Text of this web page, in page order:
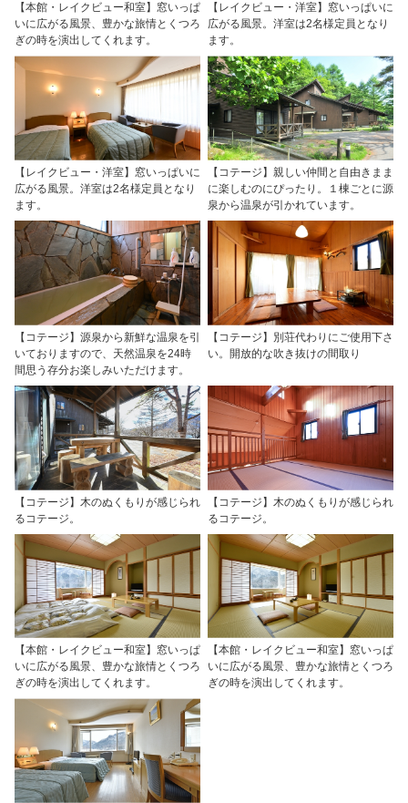
【本館・レイクビュー和室】窓いっぱ
いに広がる風景、豊かな旅情とくつろ
ぎの時を演出してくれます。
【レイクビュー・洋室】窓いっぱいに
広がる風景。洋室は2名様定員となり
ます。
【レイクビュー・洋室】窓いっぱいに
広がる風景。洋室は2名様定員となり
ます。
【コテージ】親しい仲間と自由きまま
に楽しむのにぴったり。１棟ごとに源
泉から温泉が引かれています。
【コテージ】源泉から新鮮な温泉を引
いておりますので、天然温泉を24時
間思う存分お楽しみいただけます。
【コテージ】別荘代わりにご使用下さ
い。開放的な吹き抜けの間取り
【コテージ】木のぬくもりが感じられ
るコテージ。
【コテージ】木のぬくもりが感じられ
るコテージ。
【本館・レイクビュー和室】窓いっぱ
いに広がる風景、豊かな旅情とくつろ
ぎの時を演出してくれます。
【本館・レイクビュー和室】窓いっぱ
いに広がる風景、豊かな旅情とくつろ
ぎの時を演出してくれます。